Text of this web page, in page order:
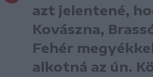
azt jelentené,
Kovászna,
Fehér
alkotná az ún.